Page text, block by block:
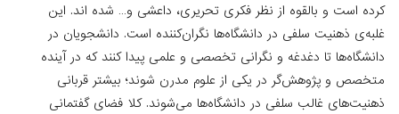
کرده است و بالقوه از نظر فکری تحریری، داعشی و… شده‌ اند. این
غلبه‌ی ذهنیت سلفی در دانشگاه‌ها نگران‌کننده است. دانشجویان در
دانشگاه‌ها تا دغدغه و نگرانی تخصصی و علمی پیدا کنند که در آینده
متخصص و پژوهش‌گر در یکی از علوم مدرن شوند؛ بیشتر قربانی
ذهنیت‌های غالب سلفی در دانشگاه‌ها می‌شوند. کلا فضای گفتمانی